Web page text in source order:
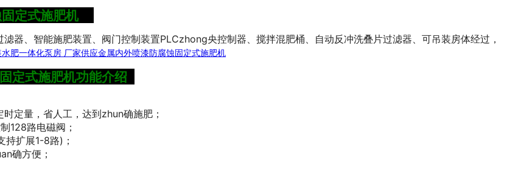
固定式施肥机
滤器、智能施肥装置、阀门控制装置PLCzhong央控制器、搅拌混肥桶、自动反冲洗叠片过滤器、可吊装房体经过，
定式施肥机功能介绍
定量，省人工，达到zhun确施肥；
128路电磁阀；
扩展1-8路)；
确方便；